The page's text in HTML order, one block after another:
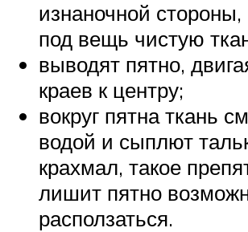
изнаночной
под вещь чистую
выводят пятно,
краев к центру;
вокруг пятна ткань
водой и сыплют
крахмал, такое
лишит пятно
расползаться.